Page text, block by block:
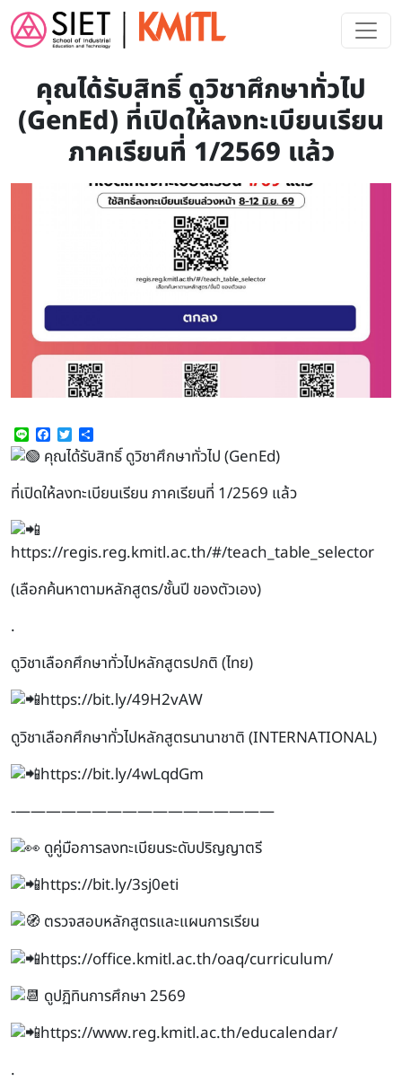
Skip to main content
คุณได้รับสิทธิ์ ดูวิชาศึกษาทั่วไป
(GenEd) ที่เปิดให้ลงทะเบียนเรียน
ภาคเรียนที่ 1/2569 แล้ว
Line Facebook
Twitter
คุณได้รับสิทธิ์ ดูวิชาศึกษาทั่วไป (GenEd)
ที่เปิดให้ลงทะเบียนเรียน ภาคเรียนที่ 1/2569 แล้ว
https://regis.reg.kmitl.ac.th/#/teach_table_selector
(เลือกค้นหาตามหลักสูตร/ชั้นปี ของตัวเอง)
.
ดูวิชาเลือกศึกษาทั่วไปหลักสูตรปกติ (ไทย)
https://bit.ly/49H2vAW
ดูวิชาเลือกศึกษาทั่วไปหลักสูตรนานาชาติ (INTERNATIONAL)
https://bit.ly/4wLqdGm
-—————————————————
ดูคู่มือการลงทะเบียนระดับปริญญาตรี
https://bit.ly/3sj0eti
ตรวจสอบหลักสูตรและแผนการเรียน
https://office.kmitl.ac.th/oaq/curriculum/
ดูปฏิทินการศึกษา 2569
https://www.reg.kmitl.ac.th/educalendar/
.